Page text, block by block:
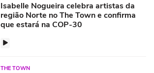
Isabelle Nogueira celebra artistas da
região Norte no The Town e confirma
que estará na COP-30
THE TOWN